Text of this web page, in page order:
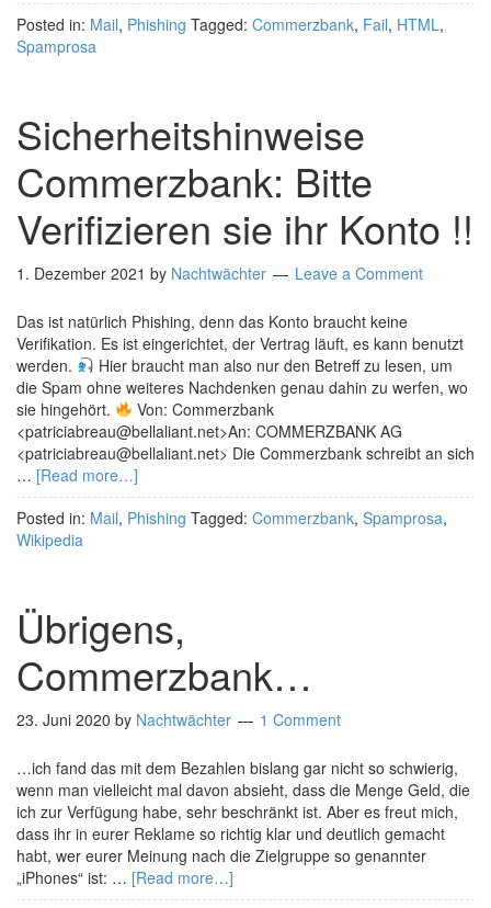
Posted in: Mail, Phishing Tagged: Commerzbank, Fail, HTML,
Spamprosa
Sicherheitshinweise
Commerzbank: Bitte
Verifizieren sie ihr Konto !!
1. Dezember 2021 by Nachtwächter Leave a Comment
Das ist natürlich Phishing, denn das Konto braucht keine
Verifikation. Es ist eingerichtet, der Vertrag läuft, es kann benutzt
werden.
Hier braucht man also nur den Betreff zu lesen, um
die Spam ohne weiteres Nachdenken genau dahin zu werfen, wo
sie hingehört.
Von: Commerzbank
<patriciabreau@bellaliant.net>An: COMMERZBANK AG
<patriciabreau@bellaliant.net> Die Commerzbank schreibt an sich
… [Read more…]
Posted in: Mail, Phishing Tagged: Commerzbank, Spamprosa,
Wikipedia
Übrigens,
Commerzbank…
23. Juni 2020 by Nachtwächter 1 Comment
…ich fand das mit dem Bezahlen bislang gar nicht so schwierig,
wenn man vielleicht mal davon absieht, dass die Menge Geld, die
ich zur Verfügung habe, sehr beschränkt ist. Aber es freut mich,
dass ihr in eurer Reklame so richtig klar und deutlich gemacht
habt, wer eurer Meinung nach die Zielgruppe so genannter
„iPhones“ ist: … [Read more…]